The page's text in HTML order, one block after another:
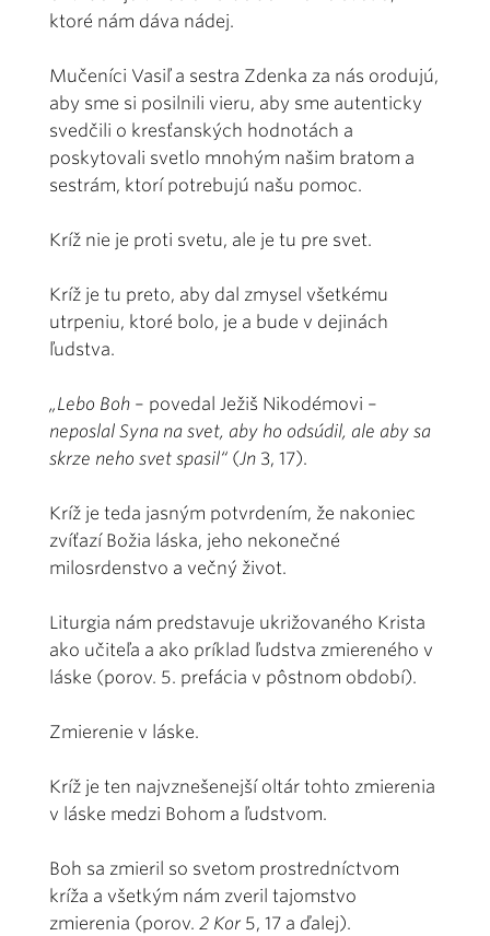
ktoré nám dáva nádej.
Mučeníci Vasiľ a sestra Zdenka za nás orodujú,
aby sme si posilnili vieru, aby sme autenticky
svedčili o kresťanských hodnotách a
poskytovali svetlo mnohým našim bratom a
sestrám, ktorí potrebujú našu pomoc.
Kríž nie je proti svetu, ale je tu pre svet.
Kríž je tu preto, aby dal zmysel všetkému
utrpeniu, ktoré bolo, je a bude v dejinách
ľudstva.
„Lebo Boh – povedal Ježiš Nikodémovi –
neposlal Syna na svet, aby ho odsúdil, ale aby sa
skrze neho svet spasil“ (Jn 3, 17).
Kríž je teda jasným potvrdením, že nakoniec
zvíťazí Božia láska, jeho nekonečné
milosrdenstvo a večný život.
Liturgia nám predstavuje ukrižovaného Krista
ako učiteľa a ako príklad ľudstva zmiereného v
láske (porov. 5. prefácia v pôstnom období).
Zmierenie v láske.
Kríž je ten najvznešenejší oltár tohto zmierenia
v láske medzi Bohom a ľudstvom.
Boh sa zmieril so svetom prostredníctvom
kríža a všetkým nám zveril tajomstvo
zmierenia (porov. 2 Kor 5, 17 a ďalej).